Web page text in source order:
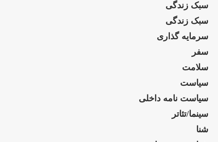
سبک زندگی
سبک زندگی
سرمایه گذاری
سفر
سلامت
سیاست
سیاست نامه داخلی
سینما/تئاتر
شنا